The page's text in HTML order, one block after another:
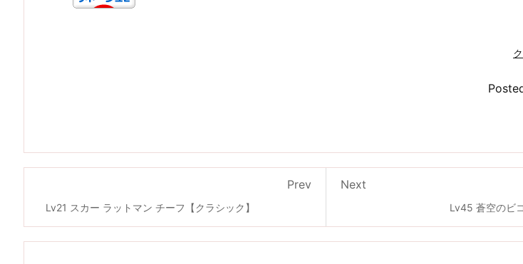
Lv45 蒼空のビ
Next
Lv21 スカー ラットマン チーフ【クラシック】
Prev